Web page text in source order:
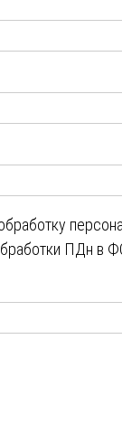
ПДн в